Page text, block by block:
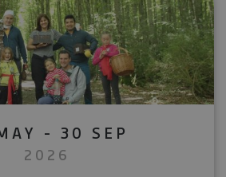
- 30 SEP
2026